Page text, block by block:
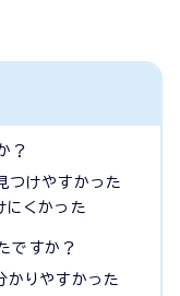
？
つけやすかった
にくかった
ですか？
かりやすかった